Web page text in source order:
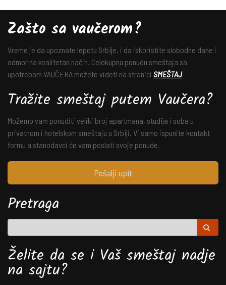
Zašto sa vaučerom?
Vreme je da upoznate lepotu Srbije, i da iskoristite slobodne dane i
odmor na kvalitetan način. Celokupnu ponudu smeštaja sa
upotrebom VAUČERA možete videti na stranici SMEŠTAJ
Tražite smeštaj putem Vaučera?
Možemo vam ponuditi veliki broj apartmana, studija i soba u
privatnom i hotelskom smeštaju u Srbiji. Vi samo ispunite kontakt
formu a stanodavci će vam poslati svoje ponude.
Pošalji upit
Pretraga
Želite da se i Vaš smeštaj nadje
na sajtu?